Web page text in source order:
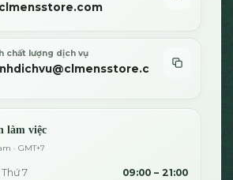
chất lượng dịch vụ
làm việc
· GMT+7
Thứ 7
09:00 – 21:00